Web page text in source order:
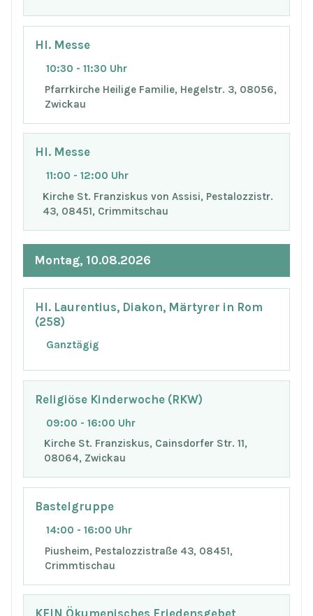
Hl. Messe
10:30 - 11:30 Uhr
Pfarrkirche Heilige Familie, Hegelstr. 3, 08056,
Zwickau
Hl. Messe
11:00 - 12:00 Uhr
Kirche St. Franziskus von Assisi, Pestalozzistr.
43, 08451, Crimmitschau
Montag, 10.08.2026
Hl. Laurentius, Diakon, Märtyrer in Rom
(258)
Ganztägig
Religiöse Kinderwoche (RKW)
09:00 - 16:00 Uhr
Kirche St. Franziskus, Cainsdorfer Str. 11,
08064, Zwickau
Bastelgruppe
14:00 - 16:00 Uhr
Piusheim, Pestalozzistraße 43, 08451,
Crimmtischau